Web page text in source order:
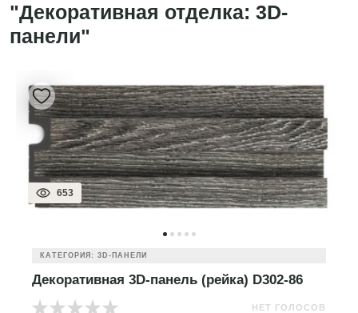
"Декоративная отделка: 3D-
панели"
653
КАТЕГОРИЯ: 3D-ПАНЕЛИ
Декоративная 3D-панель (рейка) D302-86
НЕТ ГОЛОСОВ